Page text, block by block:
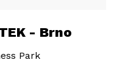
- Brno
Park